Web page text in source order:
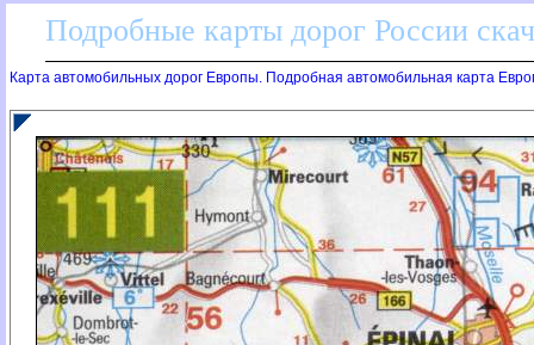
Подробные карты дорог России
Карта автомобильных дорог Европы. Подробная автомобильная карта